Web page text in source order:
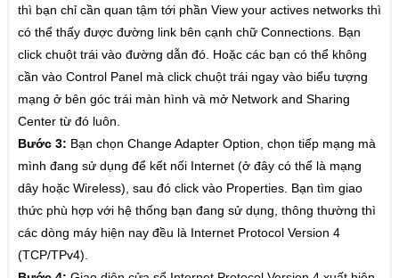
Tải game Android
Tải game WindowsPhone
Tài xỉu
Lốc
Tiến lên miền nam đếm lá
Chắn
Tá lả -
thì bạn chỉ cần quan tậm tới phần View your actives networks thì
có thể thấy được đường link bên cạnh chữ Connections. Bạn
click chuột trái vào đường dẫn đó. Hoặc các bạn có thể không
cần vào Control Panel mà click chuột trái ngay vào biểu tượng
mạng ở bên góc trái màn hình và mở Network and Sharing
Center từ đó luôn.
Bước 3: Bạn chọn Change Adapter Option, chọn tiếp mạng mà
mình đang sử dụng để kết nối Internet (ở đây có thể là mạng
dây hoặc Wireless), sau đó click vào Properties. Bạn tìm giao
thức phù hợp với hệ thống bạn đang sử dụng, thông thường thì
các dòng máy hiện nay đều là Internet Protocol Version 4
(TCP/TPv4).